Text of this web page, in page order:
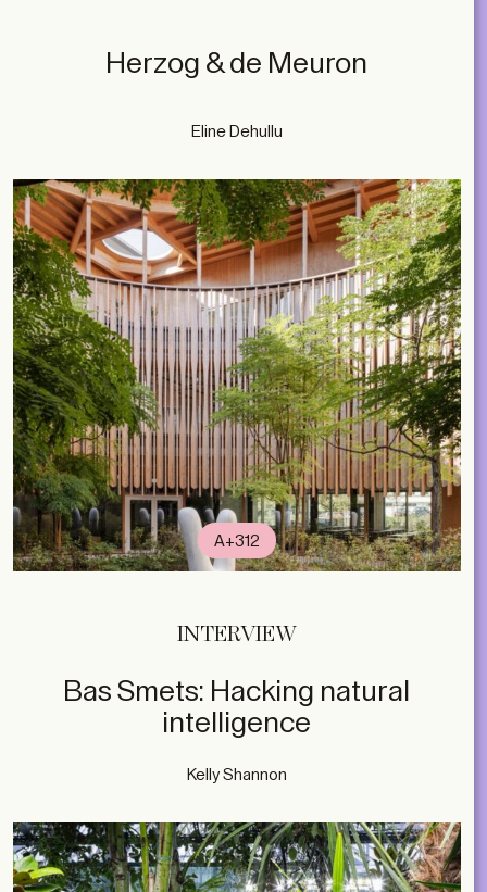
Herzog & de Meuron
Eline Dehullu
A+312
INTERVIEW
Bas Smets: Hacking natural
intelligence
Kelly Shannon